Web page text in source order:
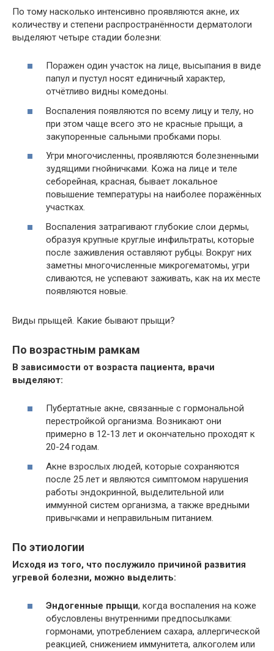
По тому насколько интенсивно проявляются акне, их
количеству и степени распространённости дерматологи
выделяют четыре стадии болезни:
Поражен один участок на лице, высыпания в виде
папул и пустул носят единичный характер,
отчётливо видны комедоны.
Воспаления появляются по всему лицу и телу, но
при этом чаще всего это не красные прыщи, а
закупоренные сальными пробками поры.
Угри многочисленны, проявляются болезненными
зудящими гнойничками. Кожа на лице и теле
себорейная, красная, бывает локальное
повышение температуры на наиболее поражённых
участках.
Воспаления затрагивают глубокие слои дермы,
образуя крупные круглые инфильтраты, которые
после заживления оставляют рубцы. Вокруг них
заметны многочисленные микрогематомы, угри
сливаются, не успевают заживать, как на их месте
появляются новые.
Виды прыщей. Какие бывают прыщи?
По возрастным рамкам
В зависимости от возраста пациента, врачи
выделяют:
Пубертатные акне, связанные с гормональной
перестройкой организма. Возникают они
примерно в 12-13 лет и окончательно проходят к
20-24 годам.
Акне взрослых людей, которые сохраняются
после 25 лет и являются симптомом нарушения
работы эндокринной, выделительной или
иммунной систем организма, а также вредными
привычками и неправильным питанием.
По этиологии
Исходя из того, что послужило причиной развития
угревой болезни, можно выделить:
Эндогенные прыщи, когда воспаления на коже
обусловлены внутренними предпосылками:
гормонами, употреблением сахара, аллергической
реакцией, снижением иммунитета, алкоголем или